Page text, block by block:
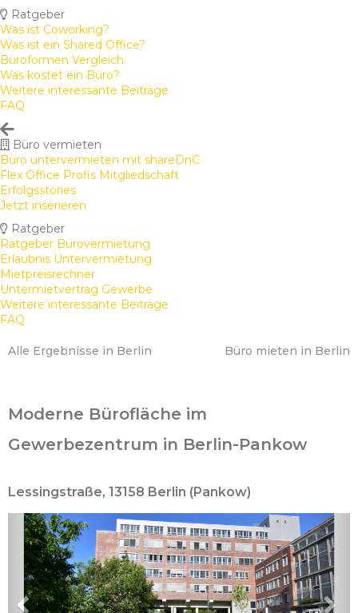
Ratgeber
Was ist Coworking?
Was ist ein Shared Office?
Büroformen Vergleich
Was kostet ein Büro?
Weitere interessante Beiträge
FAQ
Büro vermieten
Büro untervermieten mit shareDnC
Flex Office Profis Mitgliedschaft
Erfolgsstories
Jetzt inserieren
Ratgeber
Ratgeber Bürovermietung
Erlaubnis Untervermietung
Mietpreisrechner
Untermietvertrag Gewerbe
Weitere interessante Beiträge
FAQ
Alle Ergebnisse in Berlin Büro mieten in Berlin
Moderne Bürofläche im
Gewerbezentrum in Berlin-Pankow
Lessingstraße, 13158 Berlin (Pankow)